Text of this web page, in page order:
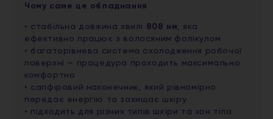
Чому саме це обладнання
• стабільна довжина хвилі 808 нм, яка
ефективно працює з волосяним фолікулом
• багаторівнева система охолодження робочої
поверхні — процедура проходить максимально
комфортно
• сапфіровий наконечник, який рівномірно
передає енергію та захищає шкіру
• підходить для різних типів шкіри та зон тіла